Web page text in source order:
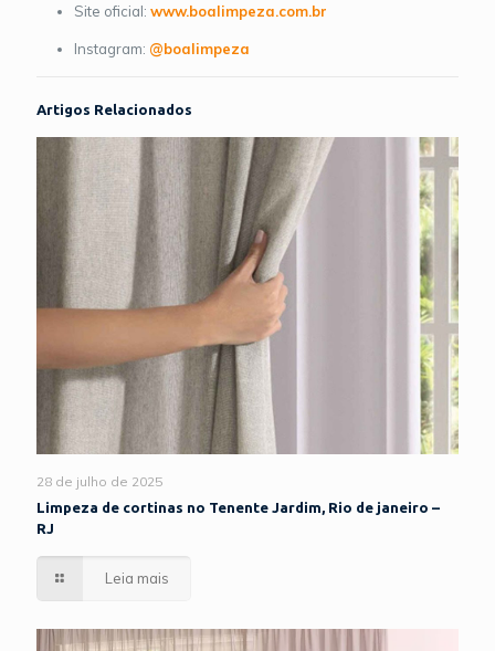
Site oficial: www.boalimpeza.com.br
Instagram: @boalimpeza
Artigos Relacionados
28 de julho de 2025
Limpeza de cortinas no Tenente Jardim, Rio de janeiro –
RJ
Leia mais